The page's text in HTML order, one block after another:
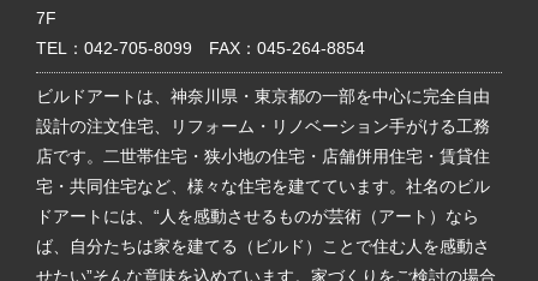
7F
TEL： 042-705-8099 FAX：045-264-8854
ビルドアートは、神奈川県・東京都の一部を中心に完全自由
設計の注文住宅、リフォーム・リノベーション手がける工務
店です。二世帯住宅・狭小地の住宅・店舗併用住宅・賃貸住
宅・共同住宅など、様々な住宅を建てています。社名のビル
ドアートには、“人を感動させるものが芸術（アート）なら
ば、自分たちは家を建てる（ビルド）ことで住む人を感動さ
せたい”そんな意味を込めています。家づくりをご検討の場合